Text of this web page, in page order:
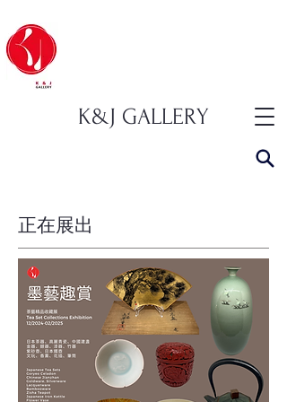
K&J GALLERY
正在展出